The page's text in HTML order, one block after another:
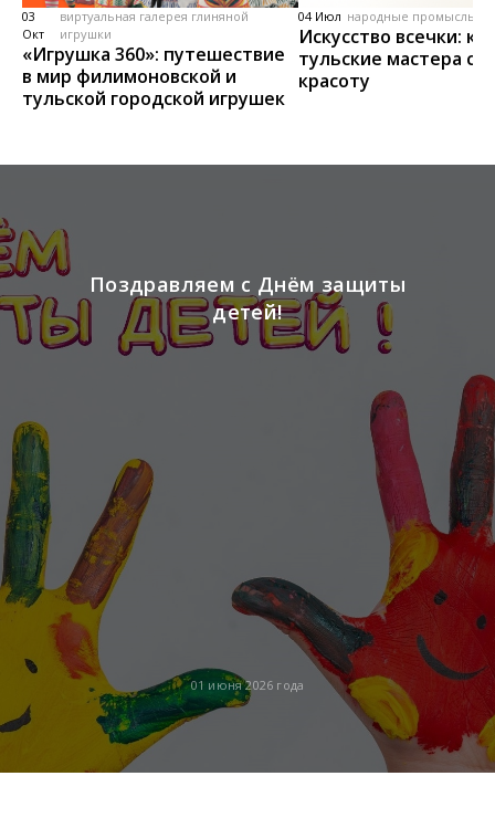
03
Окт
виртуальная галерея глиняной
игрушки
«Игрушка 360»: путешествие
в мир филимоновской и
тульской городской игрушек
04 Июл народные промыслы,
Искусство всечки: как
тульские мастера
красоту
01 июня 2026 года
Поздравляем с Днём защиты
детей!